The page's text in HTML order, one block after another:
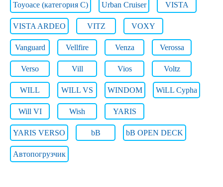
Toyoace (категория C) Urban Cruiser VISTA
VISTA ARDEO VITZ VOXY
Vanguard Vellfire Venza Verossa
Verso Vill Vios Voltz
WILL WILL VS WINDOM WiLL Cypha
Will VI Wish YARIS
YARIS VERSO bB bB OPEN DECK
Автопогрузчик